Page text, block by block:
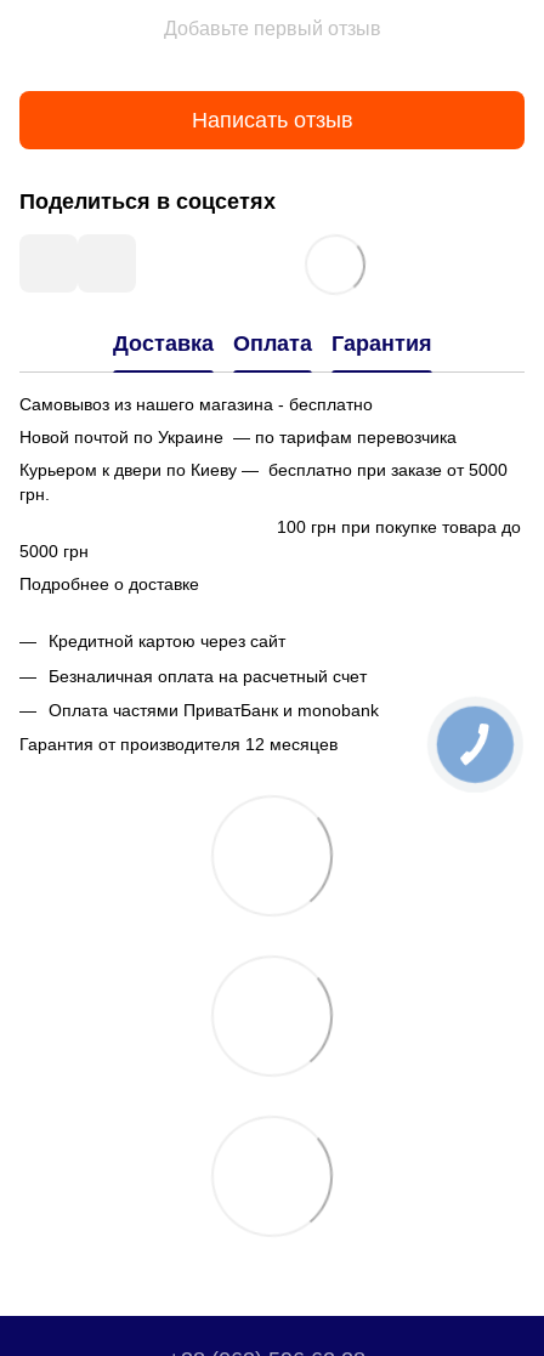
Добавьте первый отзыв
Написать отзыв
Поделиться в соцсетях
Доставка Оплата Гарантия
Самовывоз из нашего магазина - бесплатно
Новой почтой по Украине — по тарифам перевозчика
Курьером к двери по Киеву — бесплатно при заказе от 5000
грн.
100 грн при покупке товара до
5000 грн
Подробнее о доставке
Кредитной картою через сайт
Безналичная оплата на расчетный счет
Оплата частями ПриватБанк и monobank
Гарантия от производителя 12 месяцев